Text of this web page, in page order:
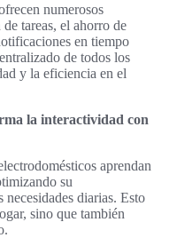
numerosos
tareas, el ahorro de
en tiempo
de todos los
y la eficiencia en el
la interactividad con
aprendan
su
necesidades diarias. Esto
sino que también